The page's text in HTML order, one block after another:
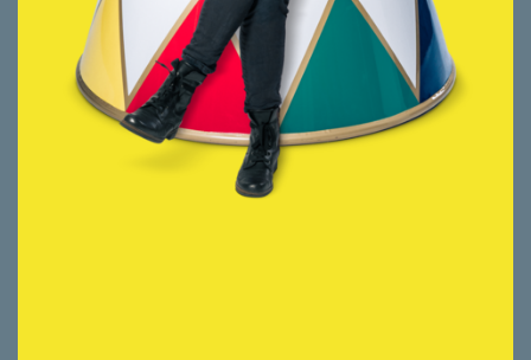
Unternehmungen. Weiterbildung zur
Immobilienbewerterin.
Die Kraft liegt im Gleichgewicht zwischen
Professionalität und Freundlichkeit,
Vertrauen und Respekt, Aktivität und
Erholung. Das Gleichgewicht auch auf dem
Glatteis beim Curlen und in der Luft beim